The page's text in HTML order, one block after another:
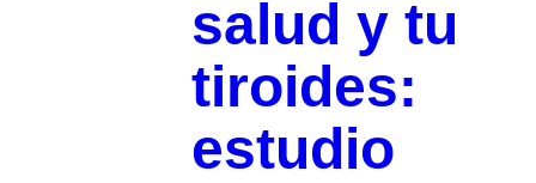
salud y tu
tiroides:
estudio